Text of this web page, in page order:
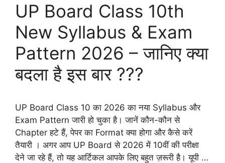
UP Board Class 10th
New Syllabus & Exam
Pattern 2026 – जानिए क्या
बदला है इस बार ???
UP Board Class 10 का 2026 का नया Syllabus और
Exam Pattern जारी हो चुका है। जानें कौन-कौन से
Chapter हटे हैं, पेपर का Format क्या होगा और कैसे करें
तैयारी । अगर आप UP Board से 2026 में 10वीं की परीक्षा
देने जा रहे हैं, तो यह आर्टिकल आपके लिए बहुत ज़रूरी है। यूपी …